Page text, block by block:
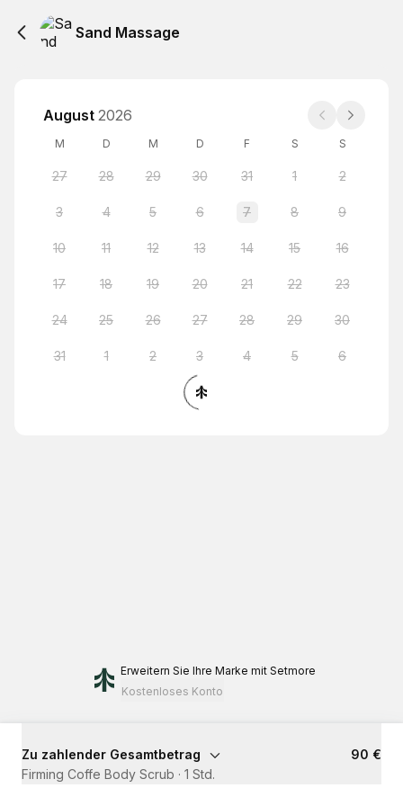
Sand Massage
August 2026
M D M D F S S
27 28 29 30 31 1 2
3 4 5 6 7 8 9
10 11 12 13 14 15 16
17 18 19 20 21 22 23
24 25 26 27 28 29 30
31 1 2 3 4 5 6
Erweitern Sie Ihre Marke mit Setmore
Kostenloses Konto
Zu zahlender Gesamtbetrag
90 €
Firming Coffe Body Scrub · 1 Std.